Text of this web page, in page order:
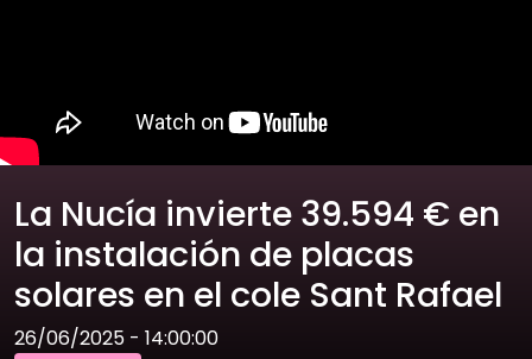
La Nucía invierte 39.594 € en
la instalación de placas
solares en el cole Sant Rafael
26/06/2025 - 14:00:00